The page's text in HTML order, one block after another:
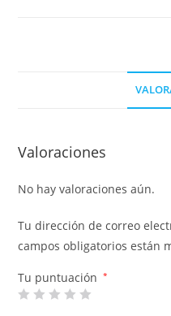
Valoraciones
No hay valoraciones aún.
Tu dirección de correo
campos obligatorios están
Tu puntuación *